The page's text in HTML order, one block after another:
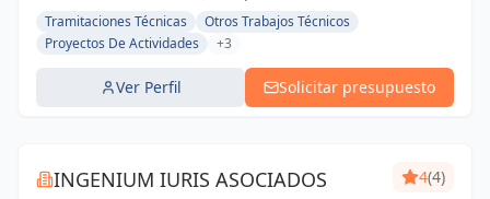
nuestro trabajo, como parte importante de
un trabajo...
Tramitaciones Técnicas
Otros Trabajos Técnicos
Proyectos De Actividades
+3
Ver Perfil Solicitar presupuesto
INGENIUM IURIS ASOCIADOS 4(4)